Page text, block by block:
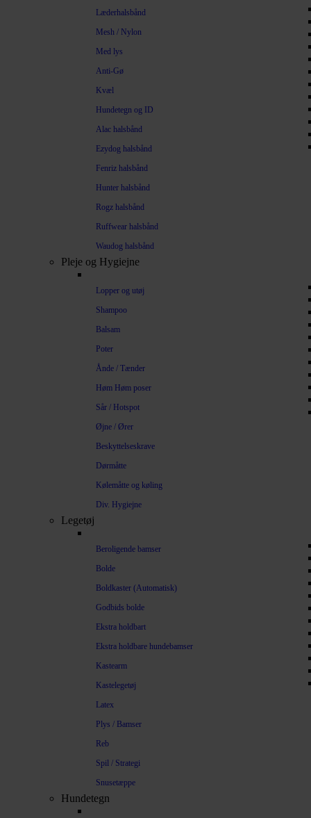
Læderhalsbånd
Mesh / Nylon
Med lys
Anti-Gø
Kvæl
Hundetegn og ID
Alac halsbånd
Ezydog halsbånd
Fenriz halsbånd
Hunter halsbånd
Rogz halsbånd
Ruffwear halsbånd
Waudog halsbånd
Pleje og Hygiejne
Lopper og utøj
Shampoo
Balsam
Poter
Ånde / Tænder
Høm Høm poser
Sår / Hotspot
Øjne / Ører
Beskyttelseskrave
Dørmåtte
Kølemåtte og køling
Div. Hygiejne
Legetøj
Beroligende bamser
Bolde
Boldkaster (Automatisk)
Godbids bolde
Ekstra holdbart
Ekstra holdbare hundebamser
Kastearm
Kastelegetøj
Latex
Plys / Bamser
Reb
Spil / Strategi
Snusetæppe
Hundetegn